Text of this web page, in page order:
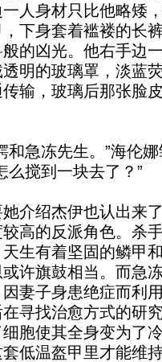
人身材只比他略矮
下身套着褴褛的长
的凶光。他右手边
明的玻璃罩，淡蓝
输，玻璃后那张脸
先生。”海伦娜
么搅到一块去了？”
杰伊也认出来了
高的反派角色。杀
生有着坚固的鳞甲
许旗鼓相当。而急
妻子身患绝症而利
寻找治愈方式的研
胞使其全身变为了
低温盔甲里才能维